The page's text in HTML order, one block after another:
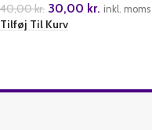
40,00kr. 30,00 kr. inkl. moms
Tilføj Til Kurv